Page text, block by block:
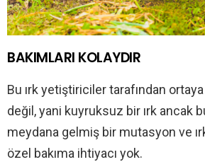
BAKIMLARI KOLAYDIR
Bu ırk yetiştiriciler tarafından ortaya
değil, yani kuyruksuz bir ırk ancak
meydana gelmiş bir mutasyon ve
özel bakıma ihtiyacı yok.